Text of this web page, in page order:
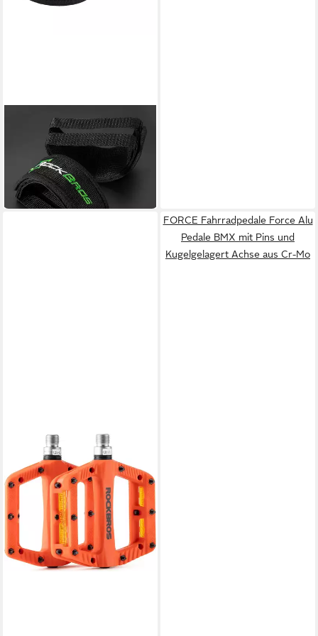
ROCKBROS
Fahrradpedale
Fahrradpedalriemen in
Schwarz Sport
9,95 € UVP19,95 €
-50%
in 4-5 Werktagen bei dir
FORCE Fahrradpedale Force Alu
Pedale BMX mit Pins und
Kugelgelagert Achse aus Cr-Mo